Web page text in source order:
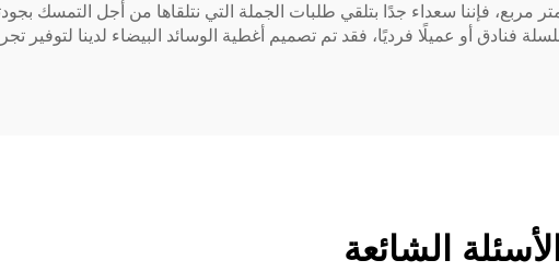
سعداء جدًا بتلقي طلبات الجملة التي نتلقاها من أجل التمسك
أو عميلًا فرديًا، فقد تم تصميم أغطية الوسائد البيضاء لدينا لتوفير
الأسئلة الشائعة